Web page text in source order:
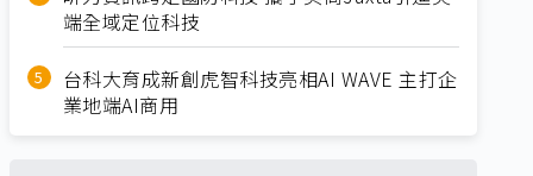
端全域定位科技
台科大育成新創虎智科技亮相AI WAVE 主打企
業地端AI商用